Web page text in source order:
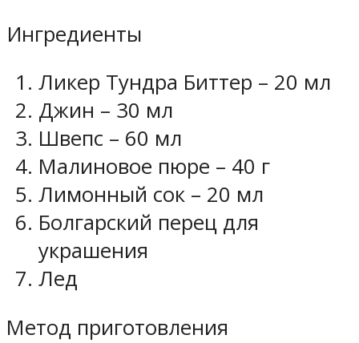
Ингредиенты
Ликер Тундра Биттер – 20 мл
Джин – 30 мл
Швепс – 60 мл
Малиновое пюре – 40 г
Лимонный сок – 20 мл
Болгарский перец для
украшения
Лед
Метод приготовления